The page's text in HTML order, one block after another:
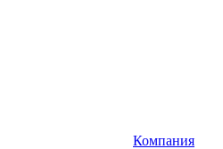
Компания